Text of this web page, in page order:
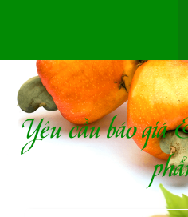
Yêu cầu báo